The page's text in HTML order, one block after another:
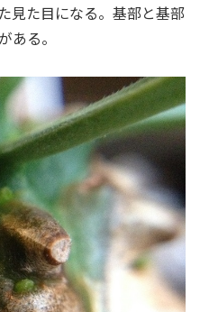
見た目になる。基部と基部
ある。